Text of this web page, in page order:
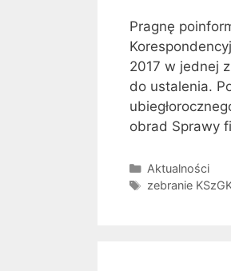
Pragnę
2017 w jednej
do ustalenia.
obrad Sprawy
Kategorie
Aktualności
Tagi
zebranie